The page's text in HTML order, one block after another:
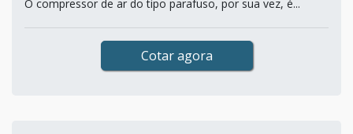
O compressor de ar do tipo parafuso, por sua vez, é...
Cotar agora